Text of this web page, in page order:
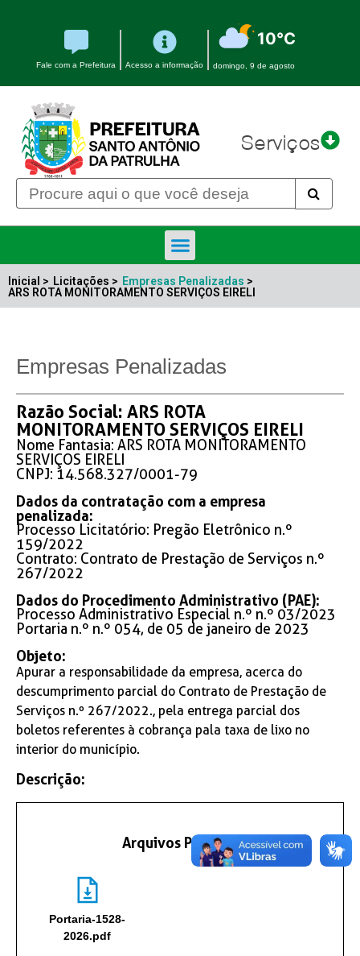
Fale com a Prefeitura Acesso a informação
10°C
domingo, 9 de agosto
Serviços
Inicial > Licitações > Empresas Penalizadas >
ARS ROTA MONITORAMENTO SERVIÇOS EIRELI
Empresas Penalizadas
Razão Social: ARS ROTA
MONITORAMENTO SERVIÇOS EIRELI
Nome Fantasia: ARS ROTA MONITORAMENTO
SERVIÇOS EIRELI
CNPJ: 14.568.327/0001-79
Dados da contratação com a empresa
penalizada:
Processo Licitatório: Pregão Eletrônico n.º
159/2022
Contrato: Contrato de Prestação de Serviços n.º
267/2022
Dados do Procedimento Administrativo (PAE):
Processo Administrativo Especial n.º n.º 03/2023
Portaria n.º n.º 054, de 05 de janeiro de 2023
Objeto:
Apurar a responsabilidade da empresa, acerca do
descumprimento parcial do Contrato de Prestação de
Serviços n.º 267/2022., pela entrega parcial dos
boletos referentes à cobrança pala taxa de lixo no
interior do município.
Descrição:
Arquivos Portaria
Portaria-1528-
2026.pdf